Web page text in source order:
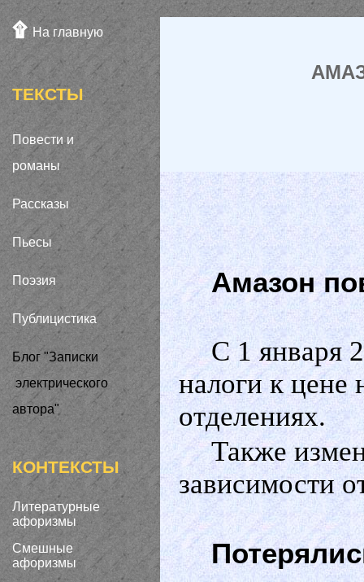
۩ На главную
ТЕКСТЫ
Повести и
романы
Рассказы
Пьесы
Поэзия
Публицистика
Блог "Записки
электрического
автора"
КОНТЕКСТЫ
Литературные
афоризмы
Смешные
афоризмы
Амазон
С 1 января
налоги к цене
отделениях.
Также
зависимости